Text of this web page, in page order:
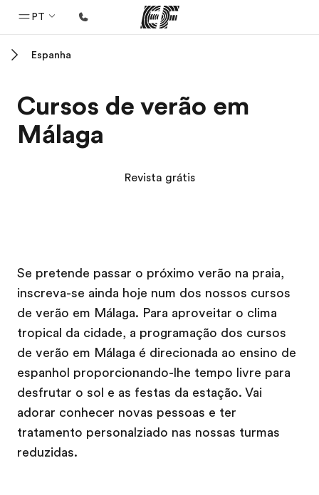
PT
Programas
Saiba tudo que oferecemos
Carreiras
Junte-se a nós
Espanha
Cursos de verão em
Málaga
Revista grátis
Se pretende passar o próximo verão na praia,
inscreva-se ainda hoje num dos nossos cursos
de verão em Málaga. Para aproveitar o clima
tropical da cidade, a programação dos cursos
de verão em Málaga é direcionada ao ensino de
espanhol proporcionando-lhe tempo livre para
desfrutar o sol e as festas da estação. Vai
adorar conhecer novas pessoas e ter
tratamento personalziado nas nossas turmas
reduzidas.